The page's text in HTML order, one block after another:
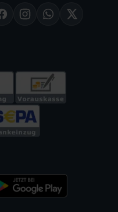
FacebookInstagramWhatsApp
X